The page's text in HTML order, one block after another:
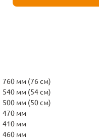
760 мм (76 см)
540 мм (54 см)
500 мм (50 см)
470 мм
410 мм
460 мм